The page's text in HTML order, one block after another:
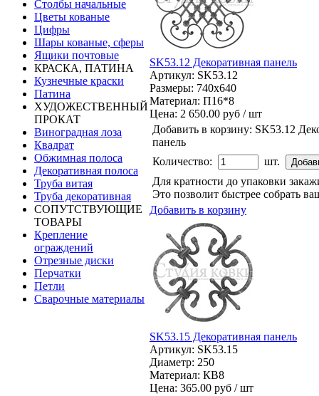
Столбы начальные
Цветы кованые
Цифры
Шары кованые, сферы
Ящики почтовые
КРАСКА, ПАТИНА
Кузнечные краски
Патина
ХУДОЖЕСТВЕННЫЙ
ПРОКАТ
Виноградная лоза
Квадрат
Обжимная полоса
Декоративная полоса
Труба витая
Труба декоративная
СОПУТСТВУЮЩИЕ
ТОВАРЫ
Крепление
ограждений
Отрезные диски
Перчатки
Петли
Сварочные материалы
SK53.12 Декоративная панель
Артикул: SK53.12
Размеры: 740x640
Материал: П16*8
Цена: 2 650.00 руб / шт
Добавить в корзину: SK53.12
панель
Количество:
шт.
Для кратности до упаковки
Это позволит быстрее собрать
Добавить в корзину
SK53.15 Декоративная панель
Артикул: SK53.15
Диаметр: 250
Материал: КВ8
Цена: 365.00 руб / шт